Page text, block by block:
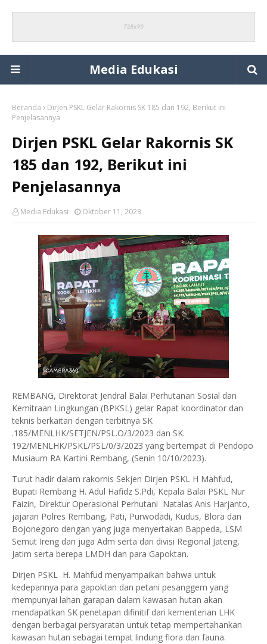
Media Edukasi
Beranda
Dirjen PSKL Gelar Rakornis SK 185 dan 192, Berikut ini
Penjelasannya
Dirjen PSKL Gelar Rakornis SK
185 dan 192, Berikut ini
Penjelasannya
Media Edukasi Oktober 11, 2023
REMBANG, Direktorat Jendral Balai Perhutanan Sosial dan
Kemitraan Lingkungan (BPKSL) gelar Rapat koordinator dan
teknis berkaitan dengan terbitnya SK
.185/MENLHK/SETJEN/PSL.O/3/2023 dan SK.
192/MENLHK/PSKL/PSL/0/3/2023 yang bertempat di Pendopo
Musiaum RA Kartini Rembang, (Senin 10/10/2023).
Turut hadir dalam rakornis Sekjen Dirjen PSKL H Mahfud,
Bupati Rembang H. Adul Hafidz S.Pdi, Kepala Balai PSKL Nur
Faizin, Direktur Operasional Perhutani Natalas Anis Harjanto,
jajaran Polres Rembang, Pati, Purwodadi, Kudus, Blora dan
Bojonegoro dengan yang juga menyertakan Bappeda, LSM
Semut Ireng dan juga Adm serta dari divisi Regional Jateng,
Jatim serta berepa LMDH dan para Gapoktan.
Dirjen PSKL H. Mahfud menyampaikan bahwa untuk
kedepannya para gapoktan dan petani pesanggem yang
mempunyai lahan garapan dalam kawasan hutan akan
mendapatkan SK penetapan difinitif dari kementerian LHK
dengan berbagai persyaratan untuk tetap mempertahankan
kawasan hutan sebagai tempat lindung flora dan fauna.